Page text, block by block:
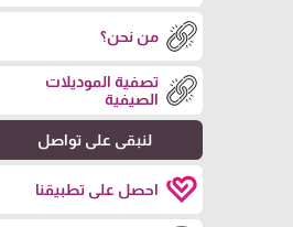
من نحن؟
تصفية الموديلات
الصيفية
لنبقى على تواصل
احصل على تطبيقنا